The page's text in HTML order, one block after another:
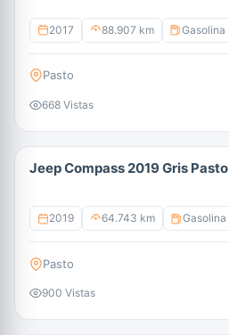
2017 88.907 km Gasolina
Pasto
668 Vistas
Jeep Compass 2019 Gris Pasto
2019 64.743 km Gasolina
Pasto
900 Vistas